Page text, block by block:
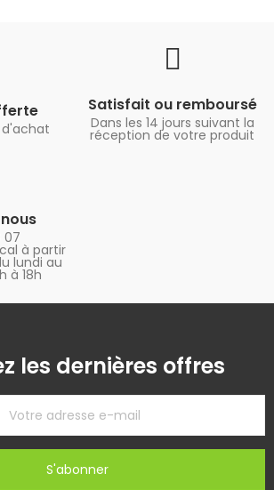
Satisfait ou remboursé
Dans les 14 jours suivant la
réception de votre produit
07
à partir
lundi au
à 18h
les dernières offres
S'abonner